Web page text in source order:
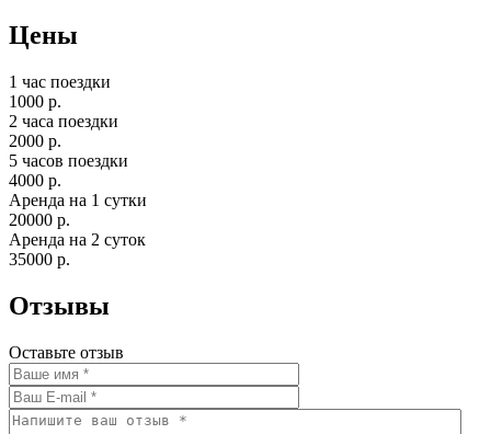
Цены
1 час поездки
1000 р.
2 часа поездки
2000 р.
5 часов поездки
4000 р.
Аренда на 1 сутки
20000 р.
Аренда на 2 суток
35000 р.
Отзывы
Оставьте отзыв